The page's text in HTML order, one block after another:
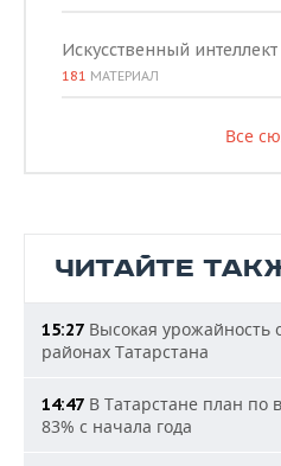
Искусственный интеллект
181 МАТЕРИАЛ
Все
ЧИТАЙТЕ
15:27 Высокая урожайность
районах Татарстана
14:47 В Татарстане план по
83% с начала года